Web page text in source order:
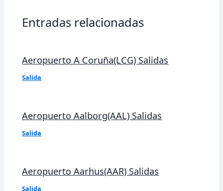
Entradas relacionadas
Aeropuerto A Coruña(LCG) Salidas
Salida
Aeropuerto Aalborg(AAL) Salidas
Salida
Aeropuerto Aarhus(AAR) Salidas
Salida